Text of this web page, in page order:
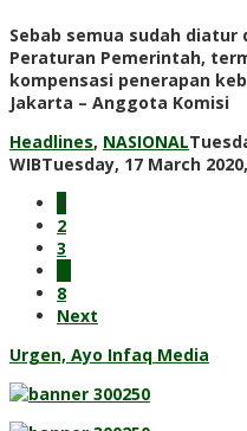
Sebab semua sudah
Peraturan Pemerintah,
kompensasi penerapan
Jakarta – Anggota Komisi
Headlines, NASIONAL
WIBTuesday, 17 March
1
2
3
…
8
Next
Urgen, Ayo Infaq Media